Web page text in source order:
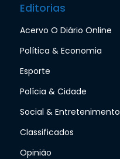
Editorias
Acervo O Diário Online
Política & Economia
Esporte
Polícia & Cidade
Social & Entretenimento
Classificados
Opinião